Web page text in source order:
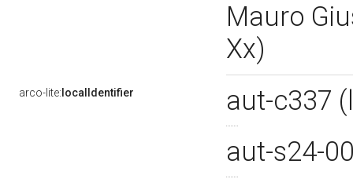
Mauro
Xx)
arco-lite: localIdentifier
aut-c337
aut-s24-